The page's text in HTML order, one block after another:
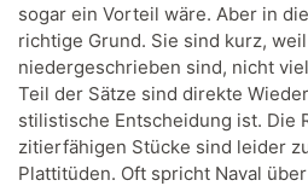
sogar ein Vorteil wäre. Aber in
richtige Grund. Sie sind kurz,
niedergeschrieben sind, nicht
Teil der Sätze sind direkte
stilistische Entscheidung ist. Die
zitierfähigen Stücke sind leider
Plattitüden. Oft spricht Naval